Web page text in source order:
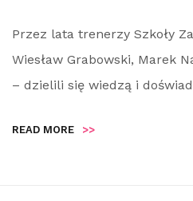
Przez lata trenerzy Szkoły
Wiesław Grabowski, Marek
– dzielili się wiedzą i
READ MORE >>